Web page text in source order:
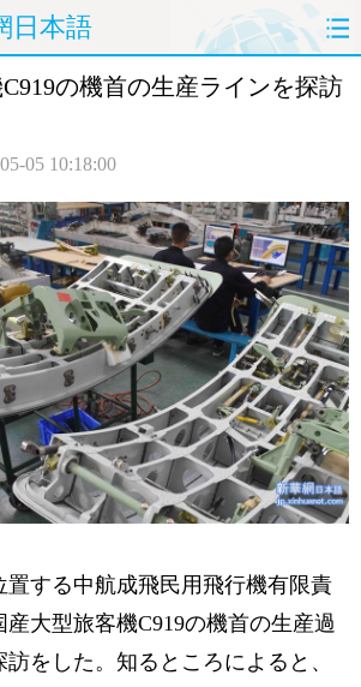
日本語
政治 経済
評論 写真
の機首の生産ラインを探訪
05 10:18:00
置する中航成飛民用飛行機有限責
大型旅客機C919の機首の生産過
をした。知るところによると、